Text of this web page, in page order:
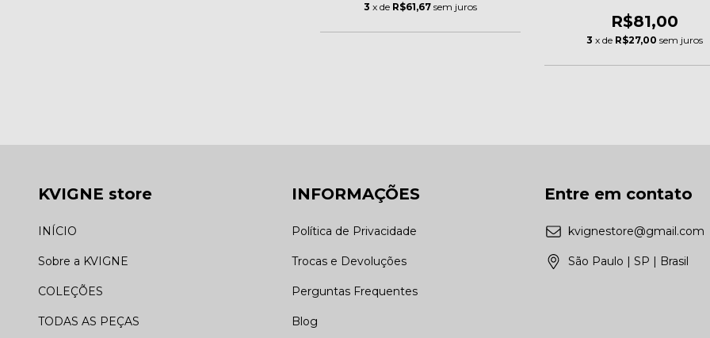
3 x de R$61,67 sem juros
R$81,00
3 x de R$27,00 sem juros
KVIGNE store
INÍCIO
Sobre a KVIGNE
COLEÇÕES
TODAS AS PEÇAS
INFORMAÇÕES
Política de Privacidade
Trocas e Devoluções
Perguntas Frequentes
Blog
Entre em contato
kvignestore@gmail.com
São Paulo | SP | Brasil